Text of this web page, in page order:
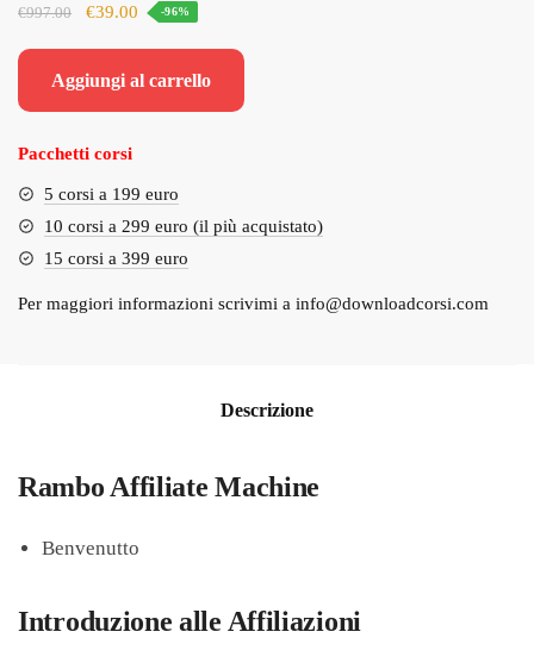
€997.00
Il
era:
€39.00 Il
è:
-96%
Aggiungi al carrello
Pacchetti corsi
5 corsi a 199 euro
10 corsi a 299 euro (il più acquistato)
15 corsi a 399 euro
Per maggiori informazioni scrivimi a info@downloadcorsi.com
Descrizione
Rambo Affiliate Machine
Benvenutto
Introduzione alle Affiliazioni